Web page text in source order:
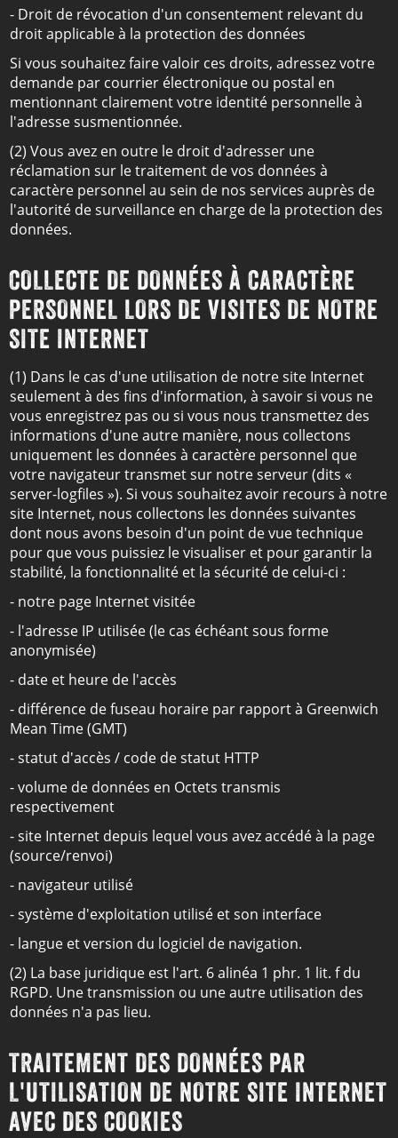
- Droit de révocation d'un consentement relevant du
droit applicable à la protection des données
Si vous souhaitez faire valoir ces droits, adressez votre
demande par courrier électronique ou postal en
mentionnant clairement votre identité personnelle à
l'adresse susmentionnée.
(2) Vous avez en outre le droit d'adresser une
réclamation sur le traitement de vos données à
caractère personnel au sein de nos services auprès de
l'autorité de surveillance en charge de la protection des
données.
COLLECTE DE DONNÉES À CARACTÈRE
PERSONNEL LORS DE VISITES DE NOTRE
SITE INTERNET
(1) Dans le cas d'une utilisation de notre site Internet
seulement à des fins d'information, à savoir si vous ne
vous enregistrez pas ou si vous nous transmettez des
informations d'une autre manière, nous collectons
uniquement les données à caractère personnel que
votre navigateur transmet sur notre serveur (dits «
server-logfiles »). Si vous souhaitez avoir recours à notre
site Internet, nous collectons les données suivantes
dont nous avons besoin d'un point de vue technique
pour que vous puissiez le visualiser et pour garantir la
stabilité, la fonctionnalité et la sécurité de celui-ci :
- notre page Internet visitée
- l'adresse IP utilisée (le cas échéant sous forme
anonymisée)
- date et heure de l'accès
- différence de fuseau horaire par rapport à Greenwich
Mean Time (GMT)
- statut d'accès / code de statut HTTP
- volume de données en Octets transmis
respectivement
- site Internet depuis lequel vous avez accédé à la page
(source/renvoi)
- navigateur utilisé
- système d'exploitation utilisé et son interface
- langue et version du logiciel de navigation.
(2) La base juridique est l'art. 6 alinéa 1 phr. 1 lit. f du
RGPD. Une transmission ou une autre utilisation des
données n'a pas lieu.
TRAITEMENT DES DONNÉES PAR
L'UTILISATION DE NOTRE SITE INTERNET
AVEC DES COOKIES